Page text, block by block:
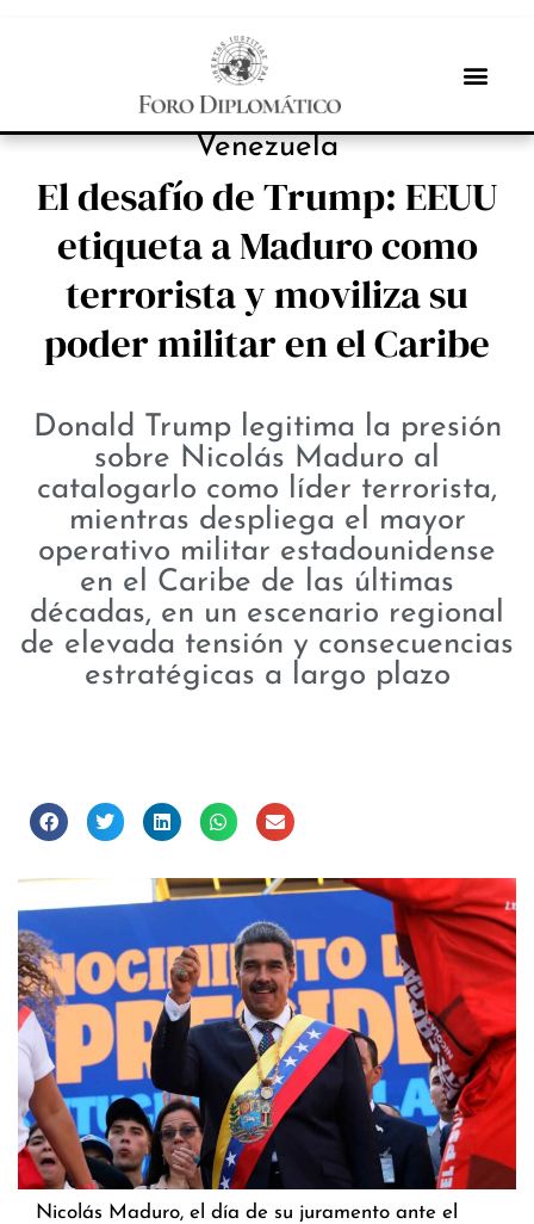
PROTAGONISTAS
Venezuela
El desafío de Trump: EEUU
etiqueta a Maduro como
terrorista y moviliza su
poder militar en el Caribe
Donald Trump legitima la presión
sobre Nicolás Maduro al
catalogarlo como líder terrorista,
mientras despliega el mayor
operativo militar estadounidense
en el Caribe de las últimas
décadas, en un escenario regional
de elevada tensión y consecuencias
estratégicas a largo plazo
Nicolás Maduro, el día de su juramento ante el